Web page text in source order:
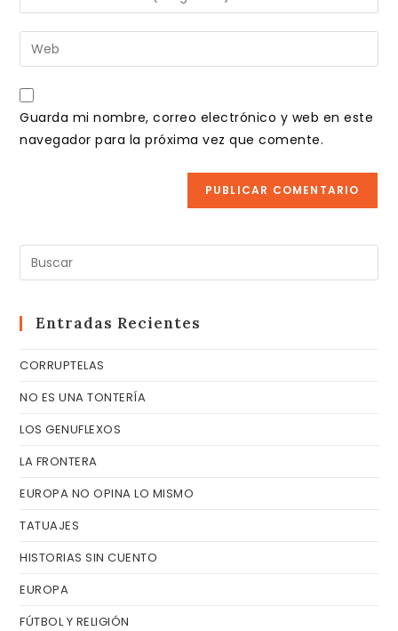
de
usuario
para
comentar
tu
dirección
de
electrónico
para
comentar
Introduce
la
URL
de
Guarda mi nombre, correo electrónico y web en este
navegador para la próxima vez que comente.
Entradas Recientes
CORRUPTELAS
NO ES UNA TONTERÍA
LOS GENUFLEXOS
LA FRONTERA
EUROPA NO OPINA LO MISMO
TATUAJES
HISTORIAS SIN CUENTO
EUROPA
FÚTBOL Y RELIGIÓN